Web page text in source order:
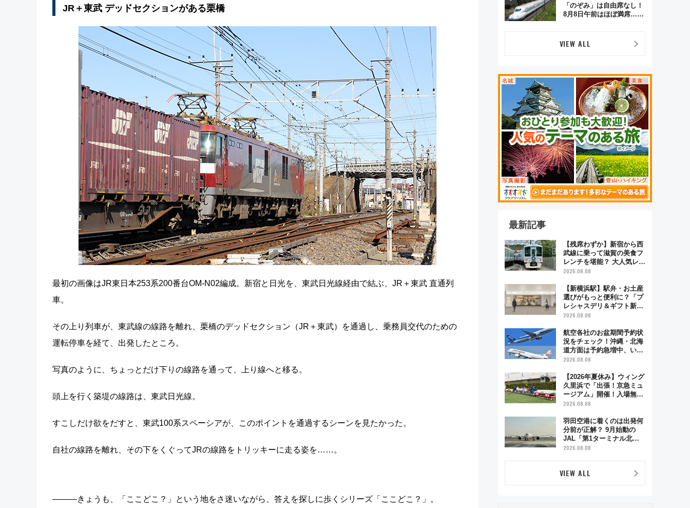
JR＋東武 デッドセクションがある栗橋
最初の画像はJR東日本253系200番台OM-N02編成。新宿と日光を、東武日光線経由で結ぶ、JR＋東武 直通列
車。
その上り列車が、東武線の線路を離れ、栗橋のデッドセクション（JR＋東武）を通過し、乗務員交代のための
運転停車を経て、出発したところ。
写真のように、ちょっとだけ下りの線路を通って、上り線へと移る。
頭上を行く築堤の線路は、東武日光線。
すこしだけ欲をだすと、東武100系スペーシアが、このポイントを通過するシーンを見たかった。
自社の線路を離れ、その下をくぐってJRの線路をトリッキーに走る姿を……。
―――きょうも、「ここどこ？」という地をさ迷いながら、答えを探しに歩くシリーズ「ここどこ？」。
「のぞみ」は自由席なし！
8月8日午前はほぼ満席…で
「空席」探しのコツ
VIEW ALL
最新記事
【残席わずか】新宿から西
武線に乗って滋賀の美食フ
レンチを堪能？ 大人気レス
トラン列車「52席の至福」
の特別コラボ
2026.08.08
【新横浜駅】駅弁・お土産
選びがもっと便利に？「プ
レシャスデリ＆ギフト新横
浜」がオープン 場所や営
2026.08.08
航空各社のお盆期間予約状
況をチェック！沖縄・北海
道方面は予約急増中、いま
から狙うべき日は？
2026.08.08
【2026年夏休み】ウィング
久里浜で「出張！京急ミュ
ージアム」開催！入場無料
でスタンプラリーや子ども
2026.08.08
羽田空港に着くのは出発何
分前が正解？ 9月始動の
JAL「第1ターミナル北側
サテライト」は徒歩1キロ
2026.08.08
VIEW ALL